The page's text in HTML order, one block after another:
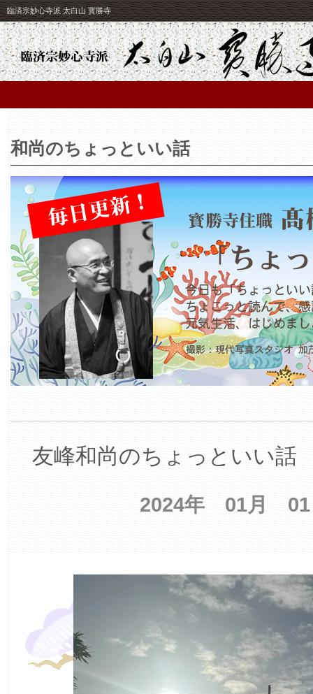
臨済宗妙心寺派 太白山 寳勝寺
和尚のちょっといい話
友峰和尚のちょっといい話
2024年 01月